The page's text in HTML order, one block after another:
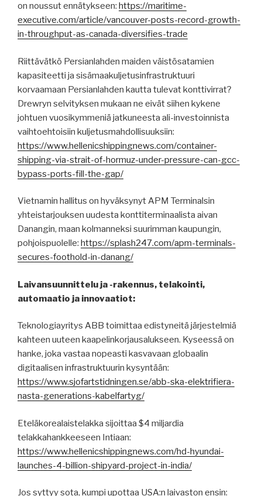
on noussut ennätykseen: https://maritime-
executive.com/article/vancouver-posts-record-growth-
in-throughput-as-canada-diversifies-trade
Riittävätkö Persianlahden maiden väistösatamien
kapasiteetti ja sisämaakuljetusinfrastruktuuri
korvaamaan Persianlahden kautta tulevat konttivirrat?
Drewryn selvityksen mukaan ne eivät siihen kykene
johtuen vuosikymmeniä jatkuneesta ali-investoinnista
vaihtoehtoisiin kuljetusmahdollisuuksiin:
https://www.hellenicshippingnews.com/container-
shipping-via-strait-of-hormuz-under-pressure-can-gcc-
bypass-ports-fill-the-gap/
Vietnamin hallitus on hyväksynyt APM Terminalsin
yhteistarjouksen uudesta konttiterminaalista aivan
Danangin, maan kolmanneksi suurimman kaupungin,
pohjoispuolelle: https://splash247.com/apm-terminals-
secures-foothold-in-danang/
Laivansuunnittelu ja -rakennus, telakointi,
automaatio ja innovaatiot:
Teknologiayritys ABB toimittaa edistyneitä järjestelmiä
kahteen uuteen kaapelinkorjausalukseen. Kyseessä on
hanke, joka vastaa nopeasti kasvavaan globaalin
digitaalisen infrastruktuurin kysyntään:
https://www.sjofartstidningen.se/abb-ska-elektrifiera-
nasta-generations-kabelfartyg/
Eteläkorealaistelakka sijoittaa $4 miljardia
telakkahankkeeseen Intiaan:
https://www.hellenicshippingnews.com/hd-hyundai-
launches-4-billion-shipyard-project-in-india/
Jos syttyy sota, kumpi upottaa USA:n laivaston ensin: